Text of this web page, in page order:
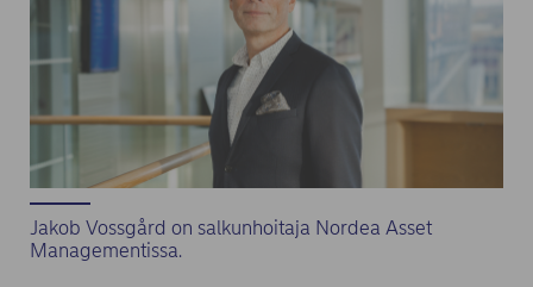
Jakob Vossgård on salkunhoitaja Nordea Asset
Managementissa.